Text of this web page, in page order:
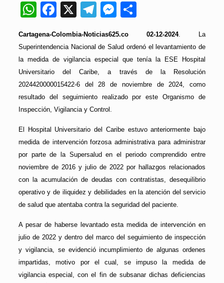
WhatsApp
Facebook
X Telegram
Messenger
Cartagena-Colombia-Noticias625.co 02-12-2024. La
Superintendencia Nacional de Salud ordenó el levantamiento de
la medida de vigilancia especial que tenía la ESE Hospital
Universitario del Caribe, a través de la Resolución
2024420000015422-6 del 28 de noviembre de 2024, como
resultado del seguimiento realizado por este Organismo de
Inspección, Vigilancia y Control.
El Hospital Universitario del Caribe estuvo anteriormente bajo
medida de intervención forzosa administrativa para administrar
por parte de la Supersalud en el periodo comprendido entre
noviembre de 2016 y julio de 2022 por hallazgos relacionados
con la acumulación de deudas con contratistas, desequilibrio
operativo y de iliquidez y debilidades en la atención del servicio
de salud que atentaba contra la seguridad del paciente.
A pesar de haberse levantado esta medida de intervención en
julio de 2022 y dentro del marco del seguimiento de inspección
y vigilancia, se evidenció incumplimiento de algunas ordenes
impartidas, motivo por el cual, se impuso la medida de
vigilancia especial, con el fin de subsanar dichas deficiencias